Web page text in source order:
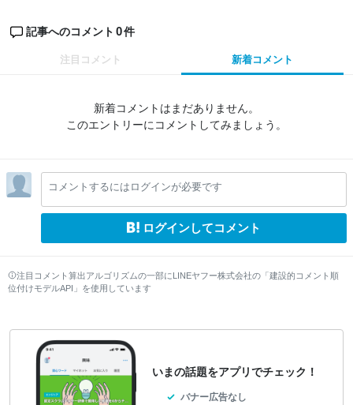
記事へのコメント 0件
注目コメント 新着コメント
新着コメントはまだありません。
このエントリーにコメントしてみましょう。
コメントするにはログインが必要です
ログインしてコメント
注目コメント算出アルゴリズムの一部にLINEヤフー株式会社の「建設的コメント順
位付けモデルAPI」を使用しています
いまの話題をアプリでチェック！
バナー広告なし